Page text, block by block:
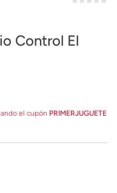
Control El
el cupón PRIMERJUGUETE